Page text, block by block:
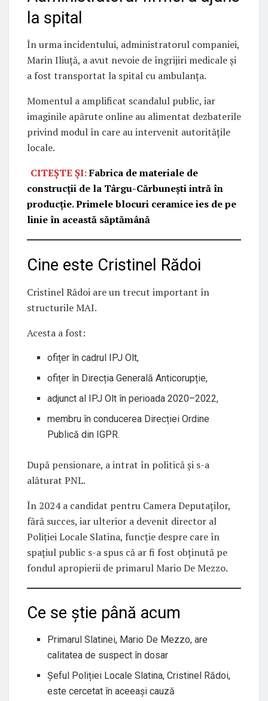
la spital
În urma incidentului, administratorul companiei,
Marin Iliuță, a avut nevoie de îngrijiri medicale și
a fost transportat la spital cu ambulanța.
Momentul a amplificat scandalul public, iar
imaginile apărute online au alimentat dezbaterile
privind modul în care au intervenit autoritățile
locale.
CITEȘTE ȘI:Fabrica de materiale de
construcții de la Târgu-Cărbunești intră în
producție. Primele blocuri ceramice ies de pe
linie în această săptămână
Cine este Cristinel Rădoi
Cristinel Rădoi are un trecut important în
structurile MAI.
Acesta a fost:
ofițer în cadrul IPJ Olt,
ofițer în Direcția Generală Anticorupție,
adjunct al IPJ Olt în perioada 2020–2022,
membru în conducerea Direcției Ordine
Publică din IGPR.
După pensionare, a intrat în politică și s-a
alăturat PNL.
În 2024 a candidat pentru Camera Deputaților,
fără succes, iar ulterior a devenit director al
Poliției Locale Slatina, funcție despre care în
spațiul public s-a spus că ar fi fost obținută pe
fondul apropierii de primarul Mario De Mezzo.
Ce se știe până acum
Primarul Slatinei, Mario De Mezzo, are
calitatea de suspect în dosar
Șeful Poliției Locale Slatina, Cristinel Rădoi,
este cercetat în aceeași cauză